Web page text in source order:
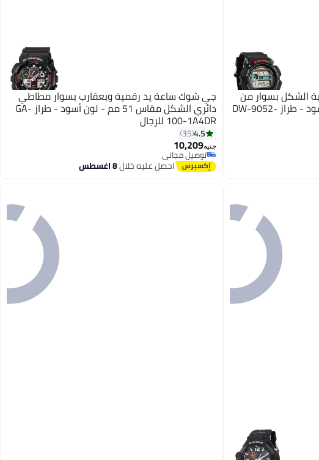
الشكل بسوار من
المطاط مقاس 49 مم - لون أسود - طراز DW-9052-
جي شوك ساعة يد رقمية وبعقارب بسوار مطاطي
دائري الشكل مقاس 51 مم - لون أسود - طراز GA-
100-1A4DR للرجال
4.5
35
جنيه10,209
توصيل مجاني
توصيل مجانياحصل عليه خلال8 اغسطس